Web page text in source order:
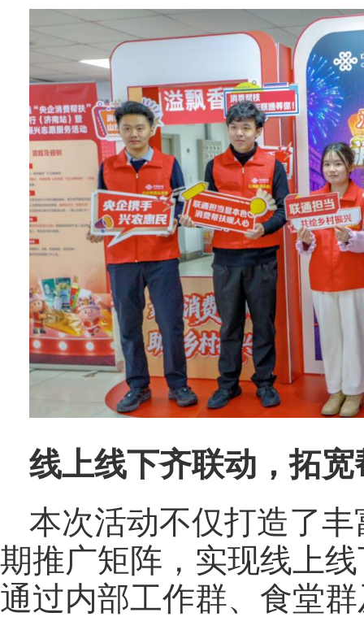
线上线下齐联动，拓
本次活动不仅打造了
期推广矩阵，实现线上
通过内部工作群、食堂